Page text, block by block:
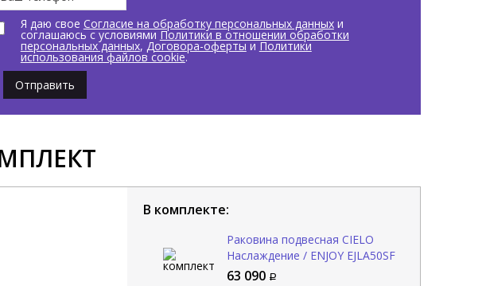
Я даю свое Согласие на обработку персональных данныхи
соглашаюсь с условиями Политики в отношении обработки
персональных данных, Договора-оферты и Политики
использования файлов cookie.
Отправить
В комплекте:
Раковина подвесная CIELO
Наслаждение / ENJOY EJLA50SF
LN
63 090